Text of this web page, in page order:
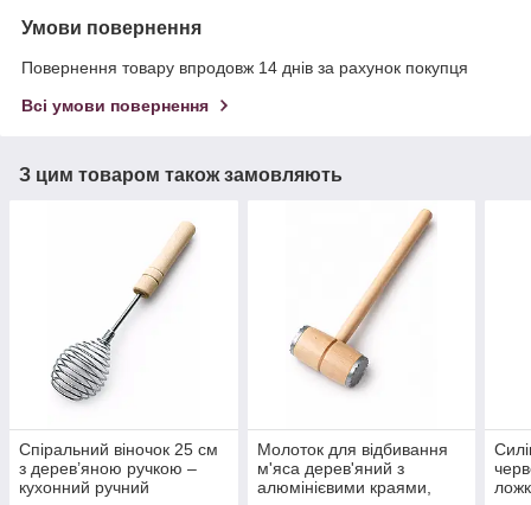
Умови повернення
Повернення товару впродовж 14 днів за рахунок покупця
Всі умови повернення
З цим товаром також замовляють
Спіральний віночок 25 см
з дерев’яною ручкою –
кухонний ручний
Молоток для відбивання
м'яса дерев'яний з
алюмінієвими краями,